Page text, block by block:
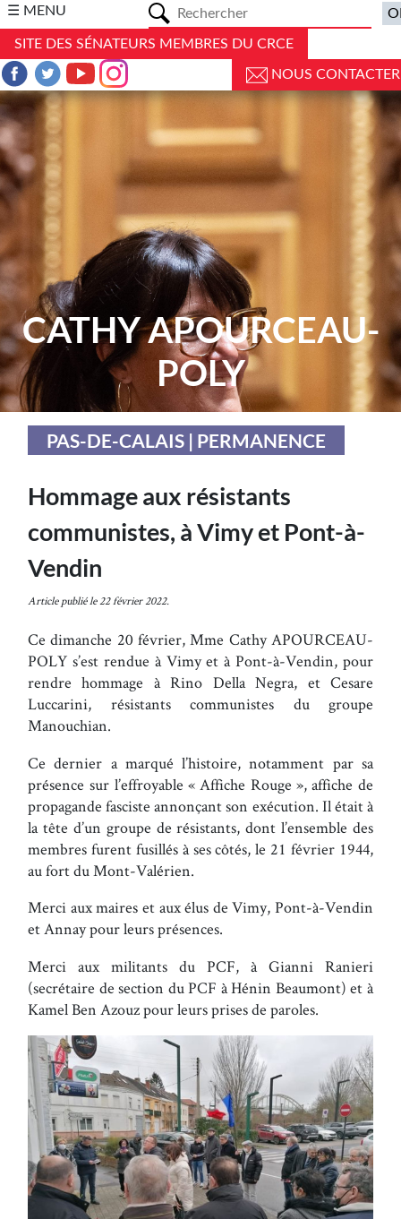
☰ MENU
SITE DES SÉNATEURS MEMBRES DU CRCE
NOUS CONTACTER
CATHY APOURCEAU-
POLY
PAS-DE-CALAIS | PERMANENCE
Hommage aux résistants
communistes, à Vimy et Pont-à-
Vendin
Article publié le 22 février 2022.
Ce dimanche 20 février, Mme Cathy APOURCEAU-
POLY s’est rendue à Vimy et à Pont-à-Vendin, pour
rendre hommage à Rino Della Negra, et Cesare
Luccarini, résistants communistes du groupe
Manouchian.
Ce dernier a marqué l’histoire, notamment par sa
présence sur l’effroyable « Affiche Rouge », affiche de
propagande fasciste annonçant son exécution. Il était à
la tête d’un groupe de résistants, dont l’ensemble des
membres furent fusillés à ses côtés, le 21 février 1944,
au fort du Mont-Valérien.
Merci aux maires et aux élus de Vimy, Pont-à-Vendin
et Annay pour leurs présences.
Merci aux militants du PCF, à Gianni Ranieri
(secrétaire de section du PCF à Hénin Beaumont) et à
Kamel Ben Azouz pour leurs prises de paroles.